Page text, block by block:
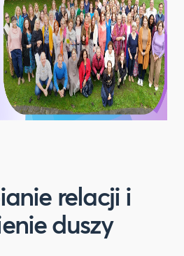
relacji i
duszy